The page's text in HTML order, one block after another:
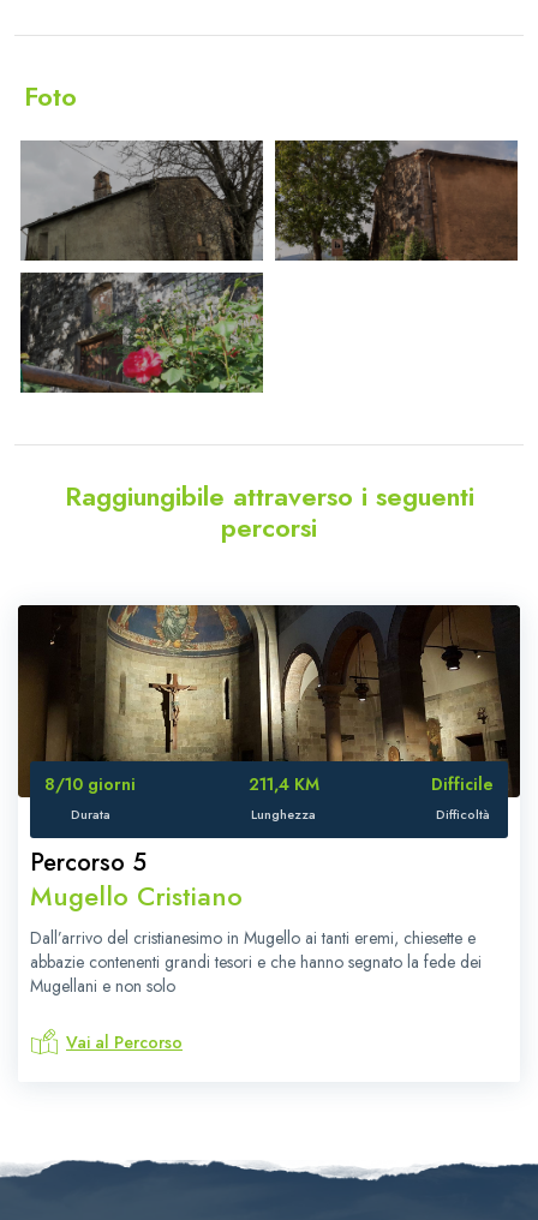
Foto
Raggiungibile attraverso i seguenti
percorsi
Percorso 5
Mugello Cristiano
Durata
8/10 giorni
Lunghezza
211,4 KM
Difficoltà
Difficile
Dall’arrivo del cristianesimo in Mugello ai tanti eremi, chiesette e
abbazie contenenti grandi tesori e che hanno segnato la fede dei
Mugellani e non solo
Vai al Percorso